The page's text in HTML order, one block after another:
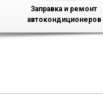
Заправка и ремонт
автокондиционеров